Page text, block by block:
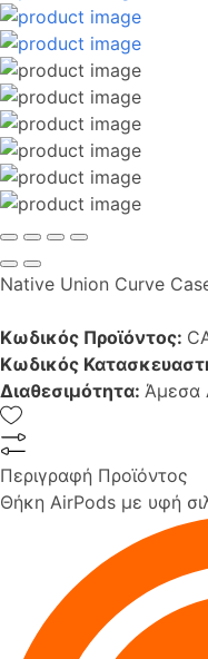
Native Union Curve
Κωδικός Προϊόντος:
Κωδικός
Διαθεσιμότητα: Άμεσα
Περιγραφή Προϊόντος
Θήκη AirPods με υφή